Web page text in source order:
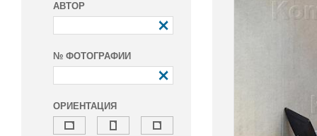
АВТОР
№ ФОТОГРАФИИ
ОРИЕНТАЦИЯ